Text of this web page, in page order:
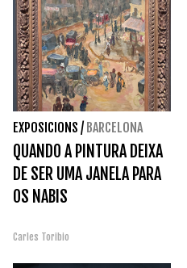
EXPOSICIONS / BARCELONA
QUANDO A PINTURA DEIXA
DE SER UMA JANELA PARA
OS NABIS
Carles Toribio